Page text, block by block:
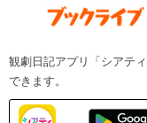
観劇日記アプリ「シアテ
できます。